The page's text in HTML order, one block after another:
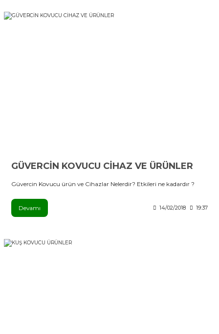
GÜVERCİN KOVUCU CİHAZ VE ÜRÜNLER
Güvercin Kovucu ürün ve Cihazlar Nelerdir? Etkileri ne kadardır ?
Devamı 14/02/2018 19:37